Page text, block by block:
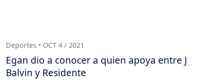
Deportes • OCT 4 / 2021
Egan dio a conocer a quien apoya entre J
Balvin y Residente